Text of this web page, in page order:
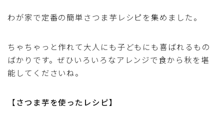
菜・にら)
野菜料理(ズッキーニ・コーン・いんげん・そら豆・え
んどう・オクラ)
わが家で定番の簡単さつま芋レシピを集めました。
ちゃちゃっと作れて大人にも子どもにも喜ばれるもの
ばかりです。ぜひいろいろなアレンジで食から秋を堪
能してくださいね。
【さつま芋を使ったレシピ】